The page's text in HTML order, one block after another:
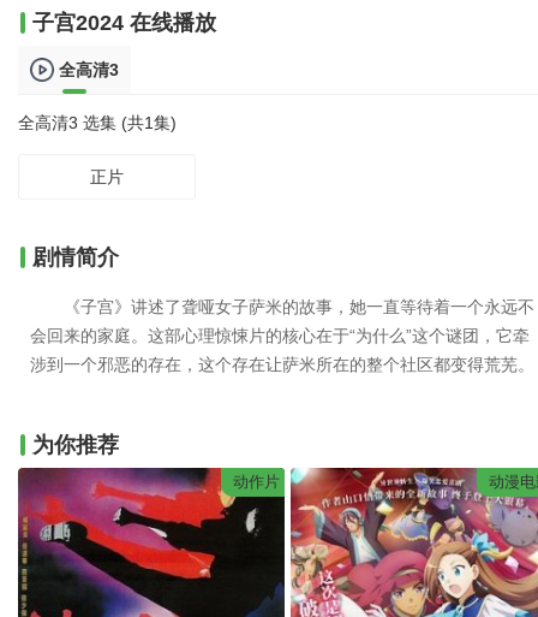
子宫2024 在线播放
全高清3
全高清3 选集 (共1集)
正片
剧情简介
《子宫》讲述了聋哑女子萨米的故事，她一直等待着一个永远不
会回来的家庭。这部心理惊悚片的核心在于“为什么”这个谜团，它牵
涉到一个邪恶的存在，这个存在让萨米所在的整个社区都变得荒芜。
为你推荐
动作片 动漫